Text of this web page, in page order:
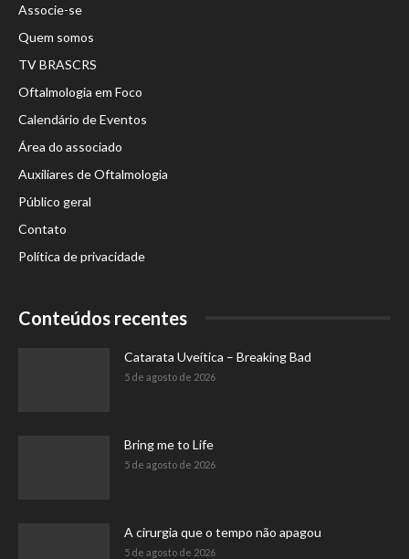
Associe-se
Quem somos
TV BRASCRS
Oftalmologia em Foco
Calendário de Eventos
Área do associado
Auxiliares de Oftalmologia
Público geral
Contato
Política de privacidade
Conteúdos recentes
Catarata Uveítica – Breaking Bad
5 de agosto de 2026
Bring me to Life
5 de agosto de 2026
A cirurgia que o tempo não apagou
5 de agosto de 2026